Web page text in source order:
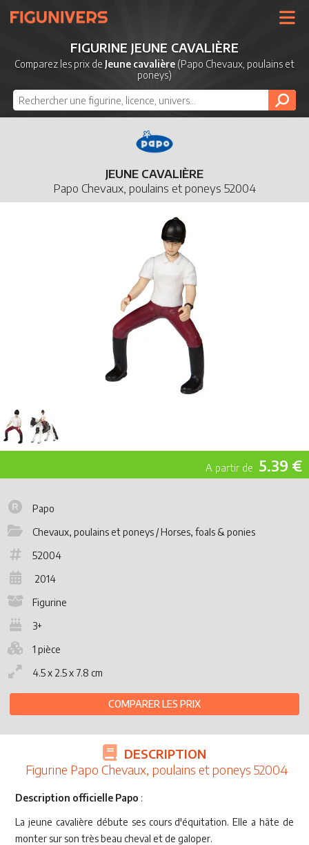
UNIVERS
LICENCES
MARQUES
NOUVEAUTÉS
DERNIERS AJOUTS
FIGURINE JEUNE CAVALIÈRE
Comparez les prix de Jeune cavalière (Papo Chevaux, poulains et
poneys)
JEUNE CAVALIÈRE
Papo Chevaux, poulains et poneys 52004
5.39 €
Papo
Chevaux, poulains et poneys / Horses, foals & ponies
52004
2014
Figurine
3+
1 pièce
4.5 x 2.5 x 7.8 cm
COMPARER LES PRIX
DESCRIPTION
Figurine Papo Chevaux, poulains et poneys 52004
Description officielle Papo :
La jeune cavalière débute ses cours d'équitation. Elle a hâte de
monter sur son très beau cheval et de galoper.